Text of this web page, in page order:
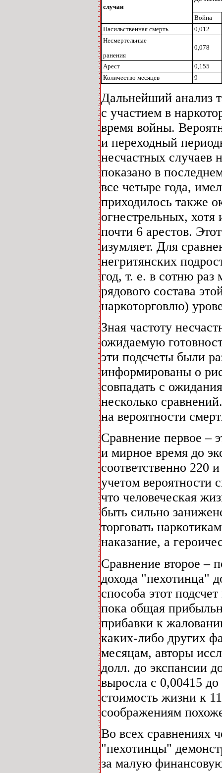
случаи
Война
Насильственная смерть
0,012
Несмертельные
ранения
0,078
Арест
0,155
Количество месяцев
9
Дальнейший анализ
с участием в
время войны.
и переходный
несчастных случаев
показано в
все четыре года,
приходилось также
огнестрельных,
почти 6 арестов.
изумляет. Для
негритянских
год, т. е. в сотню
рядового состава
наркоторговлю)
Зная частоту
ожидаемую
эти подсчеты были
информированы о
совпадать с
несколько
на вероятности
Сравнение первое –
и мирное время до
соответственно 220
учетом вероятности
что человеческая
быть сильно
торговать
наказание, а
Сравнение второе –
дохода "пехотинца"
способа этот
пока общая
прибавки к
каких-либо других
месяцам, авторы
долл. до экспансии
выросла с 0,00415
стоимость жизни к
соображениям
Во всех сравнениях
"пехотинцы"
за малую